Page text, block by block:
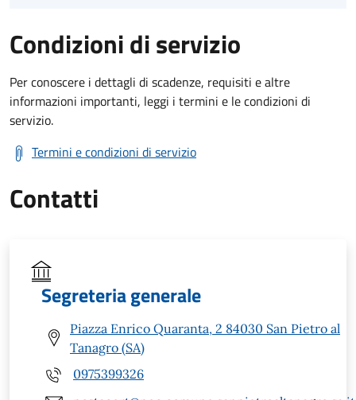
Condizioni di servizio
Per conoscere i dettagli di scadenze, requisiti e altre
informazioni importanti, leggi i termini e le condizioni di
servizio.
Termini e condizioni di servizio
Contatti
Segreteria generale
Piazza Enrico Quaranta, 2 84030 San Pietro al
Tanagro (SA)
0975399326